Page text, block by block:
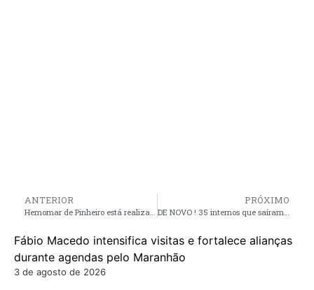
ANTERIOR PRÓXIMO
Fábio Macedo intensifica visitas e fortalece alianças
durante agendas pelo Maranhão
3 de agosto de 2026